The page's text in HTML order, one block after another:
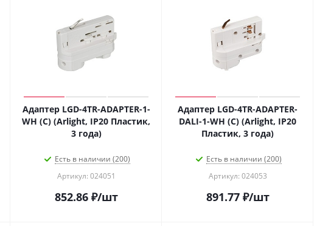
Адаптер LGD-4TR-ADAPTER-1-
WH (C) (Arlight, IP20 Пластик,
3 года)
Есть в наличии (200)
Артикул: 024051
852.86₽/шт
Адаптер LGD-4TR-ADAPTER-
DALI-1-WH (C) (Arlight, IP20
Пластик, 3 года)
Есть в наличии (200)
Артикул: 024053
891.77₽/шт